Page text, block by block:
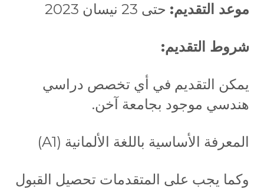
موعد التقديم: حتى 23 نيسان 2023
شروط التقديم:
يمكن التقديم في أي تخصص دراسي
هندسي موجود بجامعة آخن.
المعرفة الأساسية باللغة الألمانية (A1)
وكما يجب على المتقدمات تحصيل القبول